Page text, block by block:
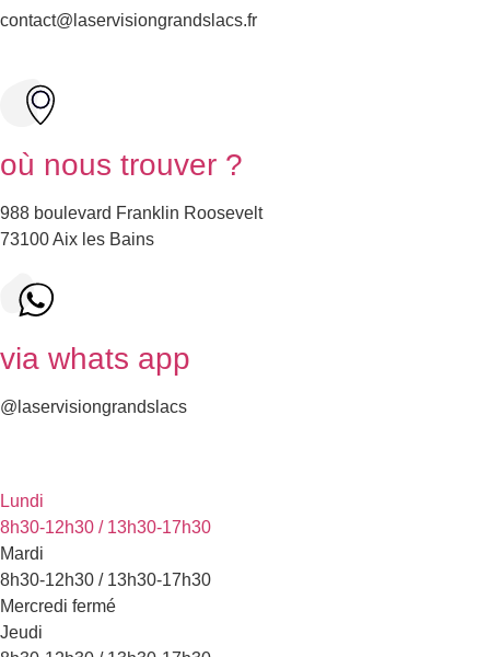
contact@laservisiongrandslacs.fr
où nous trouver ?
988 boulevard Franklin Roosevelt
73100 Aix les Bains
via whats app
@laservisiongrandslacs
Lundi
8h30-12h30 / 13h30-17h30
Mardi
8h30-12h30 / 13h30-17h30
Mercredi fermé
Jeudi